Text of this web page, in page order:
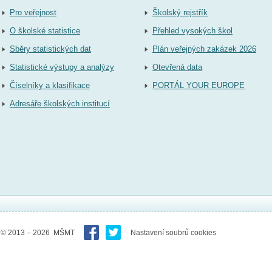
Pro veřejnost
O školské statistice
Sběry statistických dat
Statistické výstupy a analýzy
Číselníky a klasifikace
Adresáře školských institucí
Školský rejstřík
Přehled vysokých škol
Plán veřejných zakázek 2026
Otevřená data
PORTÁL YOUR EUROPE
© 2013 – 2026 MŠMT Nastavení soubrů cookies